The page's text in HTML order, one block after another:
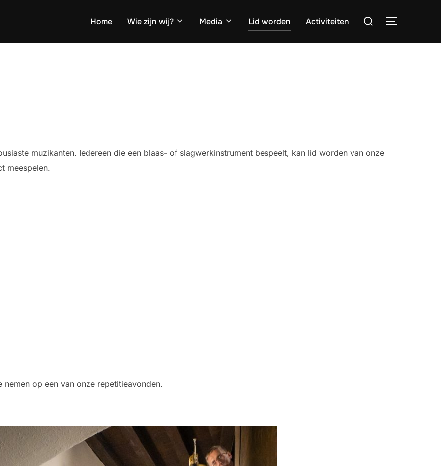
Home Wie zijn wij? Media Lid worden Activiteiten
Zoek
TOGGLE
muzikanten. Iedereen die een blaas- of slagwerkinstrument bespeelt, kan lid worden van onze
meespelen.
op een van onze repetitieavonden.